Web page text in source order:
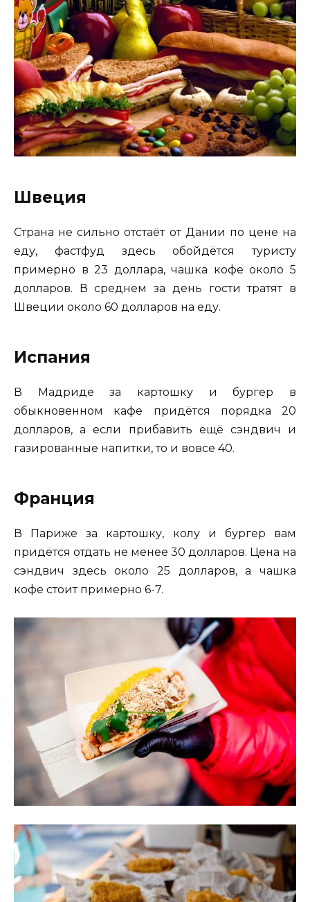
Швеция
Страна не сильно отстаёт от Дании по цене на
еду, фастфуд здесь обойдётся туристу
примерно в 23 доллара, чашка кофе около 5
долларов. В среднем за день гости тратят в
Швеции около 60 долларов на еду.
Испания
В Мадриде за картошку и бургер в
обыкновенном кафе придётся порядка 20
долларов, а если прибавить ещё сэндвич и
газированные напитки, то и вовсе 40.
Франция
В Париже за картошку, колу и бургер вам
придётся отдать не менее 30 долларов. Цена на
сэндвич здесь около 25 долларов, а чашка
кофе стоит примерно 6-7.